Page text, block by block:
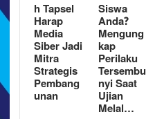
h Tapsel
Harap
Media
Siber Jadi
Mitra
Strategis
Pembang
unan
Siswa
Anda?
Mengung
kap
Perilaku
Tersembu
nyi Saat
Ujian
Melal…